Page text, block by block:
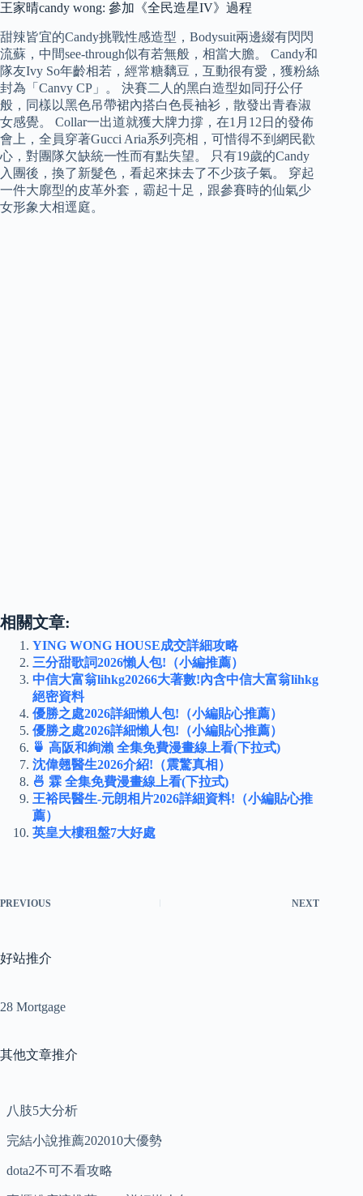
王家晴candy wong: 參加《全民造星IV》過程
甜辣皆宜的Candy挑戰性感造型，Bodysuit兩邊綴有閃閃
流蘇，中間see-through似有若無般，相當大膽。 Candy和
隊友Ivy So年齡相若，經常糖黐豆，互動很有愛，獲粉絲
封為「Canvy CP」。 決賽二人的黑白造型如同孖公仔
般，同樣以黑色吊帶裙內搭白色長袖衫，散發出青春淑
女感覺。 Collar一出道就獲大牌力撐，在1月12日的發佈
會上，全員穿著Gucci Aria系列亮相，可惜得不到網民歡
心，對團隊欠缺統一性而有點失望。 只有19歲的Candy
入團後，換了新髮色，看起來抹去了不少孩子氣。 穿起
一件大廓型的皮革外套，霸起十足，跟參賽時的仙氣少
女形象大相逕庭。
相關文章:
YING WONG HOUSE成交詳細攻略
三分甜歌詞2026懶人包!（小編推薦）
中信大富翁lihkg20266大著數!內含中信大富翁lihkg
絕密資料
優勝之處2026詳細懶人包!（小編貼心推薦）
優勝之處2026詳細懶人包!（小編貼心推薦）
🍵 高阪和絢瀨 全集免費漫畫線上看(下拉式)
沈偉翹醫生2026介紹!（震驚真相）
🍜 霖 全集免費漫畫線上看(下拉式)
王裕民醫生-元朗相片2026詳細資料!（小編貼心推
薦）
英皇大樓租盤7大好處
PREVIOUS NEXT
好站推介
28 Mortgage
其他文章推介
八肢5大分析
完結小說推薦202010大優勢
dota2不可不看攻略